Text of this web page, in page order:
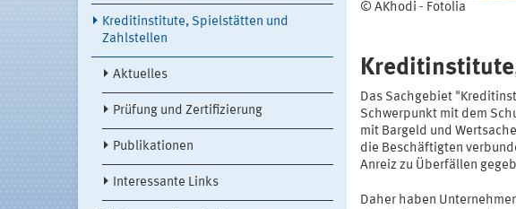
Kreditinstitute, Spielstätten und
Zahlstellen
Aktuelles
Prüfung und Zertifizierung
Publikationen
Interessante Links
© AKhodi - Fotolia
Das Sachgebiet
Schwerpunkt mit dem
mit Bargeld und
die Beschäftigten
Anreiz zu Überfällen
Daher haben